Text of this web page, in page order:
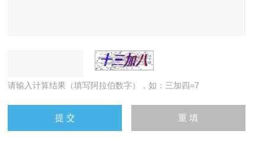
请输入计算结果（填写阿拉伯数字），如：三加四=7